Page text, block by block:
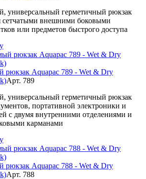
универсальный герметичный рюкзак
сетчатыми внешними боковыми
или предметов быстрого доступа
рюкзак Aquapac 789 - Wet & Dry
Арт. 789
универсальный герметичный рюкзак
портативной электроники и
с двумя внутренними отделениями и
карманами
рюкзак Aquapac 788 - Wet & Dry
Арт. 788